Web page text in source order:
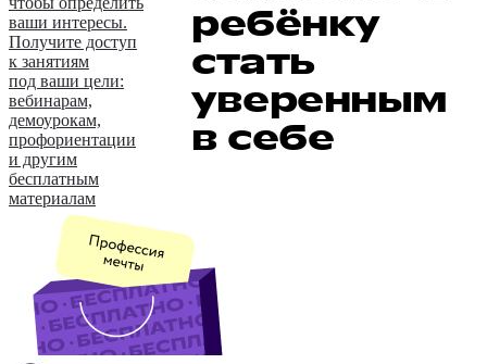
ваши интересы.
Получите доступ
к занятиям
под ваши цели:
вебинарам,
демоурокам,
профориентации
и другим
бесплатным
материалам
ребёнку
стать
уверенным
в себе